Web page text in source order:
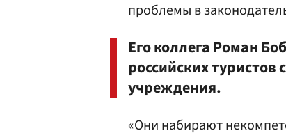
проблемы в
Его коллега Роман
российских
учреждения.
«Они набирают